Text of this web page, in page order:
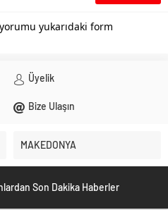
yukarıdaki form
Üyelik
Bize Ulaşın
MAKEDONYA
Son Dakika Haberler